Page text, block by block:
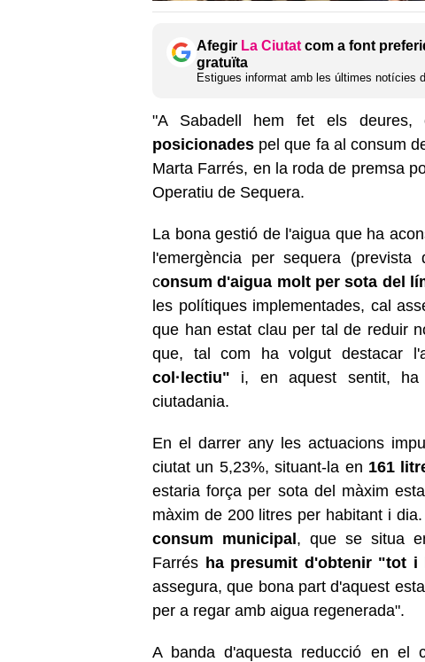
Afegir La Ciutat com a font
gratuïta
Estigues informat amb les últimes notícies
"A Sabadell hem fet els
posicionades pel que fa al consum
Marta Farrés, en la roda de premsa
Operatiu de Sequera.
La bona gestió de l'aigua que ha
l'emergència per sequera
consum d'aigua molt per sota del
les polítiques implementades, cal
que han estat clau per tal de reduir
que, tal com ha volgut destacar
col·lectiu" i, en aquest sentit,
ciutadania.
En el darrer any les actuacions
ciutat un 5,23%, situant-la en 161
estaria força per sota del màxim
màxim de 200 litres per habitant i
consum municipal, que se situa
Farrés ha presumit d'obtenir "tot i
assegura, que bona part d'aquest
per a regar amb aigua regenerada".
A banda d'aquesta reducció en el